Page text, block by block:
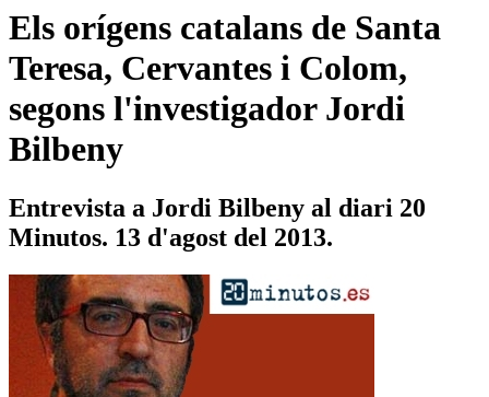
Els orígens catalans de Santa
Teresa, Cervantes i Colom,
segons l'investigador Jordi
Bilbeny
Entrevista a Jordi Bilbeny al diari 20
Minutos. 13 d'agost del 2013.